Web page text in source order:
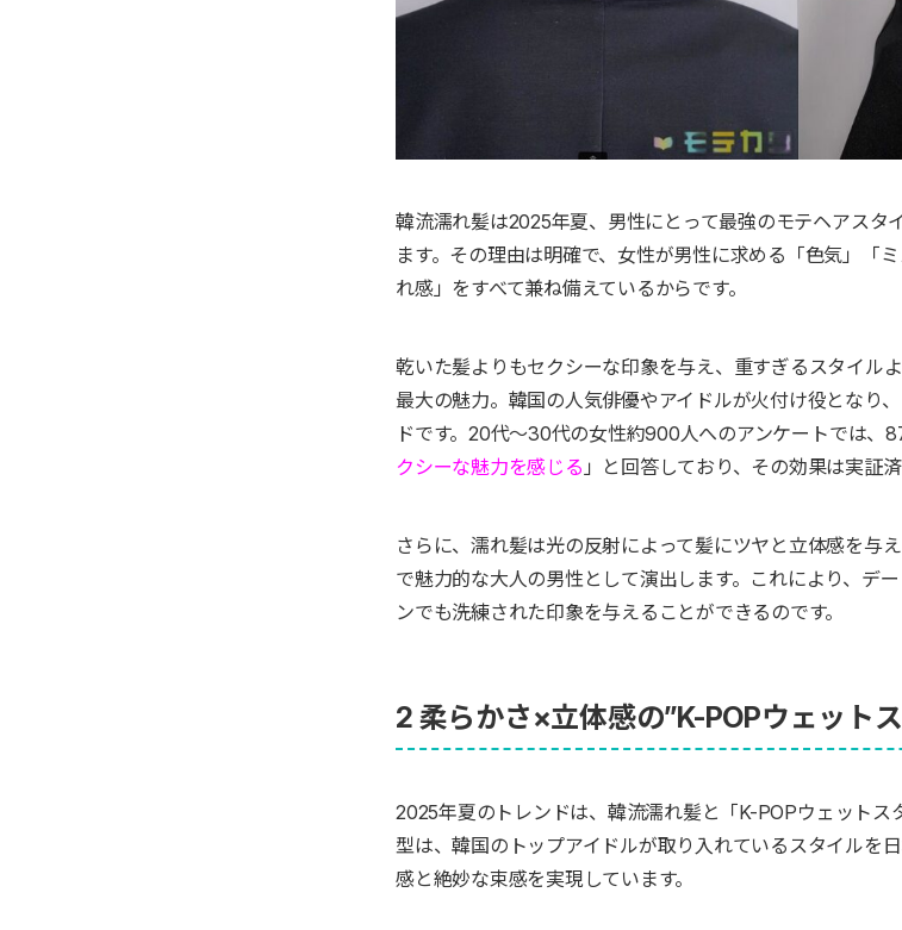
韓流濡れ髪は2025年夏、男性にとって最強のモテヘアスタ
ます。その理由は明確で、女性が男性に求める「色気」「
れ感」をすべて兼ね備えているからです。
乾いた髪よりもセクシーな印象を与え、重すぎるスタイル
最大の魅力。韓国の人気俳優やアイドルが火付け役となり
ドです。20代〜30代の女性約900人へのアンケートでは、
クシーな魅力を感じる 」と回答しており、その効果は実証済
さらに、濡れ髪は光の反射によって髪にツヤと立体感を与
で魅力的な大人の男性として演出します。これにより、デ
ンでも洗練された印象を与えることができるのです。
2 柔らかさ×立体感の”K-POPウェット
2025年夏のトレンドは、韓流濡れ髪と「K-POPウェットス
型は、韓国のトップアイドルが取り入れているスタイルを
感と絶妙な束感を実現しています。